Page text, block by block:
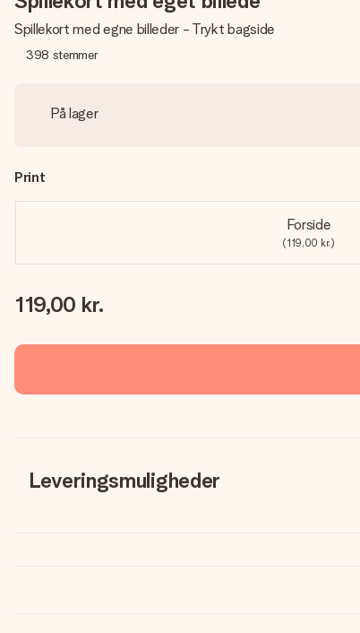
Spillekort med egne billeder - Trykt bagside
398 stemmer
På lager
Print
Forside
(119,00 kr.)
119,00 kr.
Leveringsmuligheder